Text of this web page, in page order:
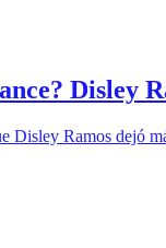
Disley
Disley Ramos dejó